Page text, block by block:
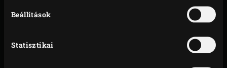
Beállítások
Statisztikai